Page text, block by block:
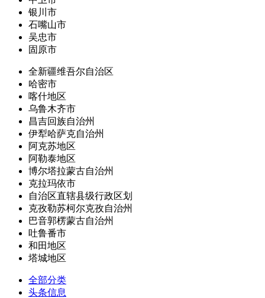
银川市
石嘴山市
吴忠市
固原市
全新疆维吾尔自治区
哈密市
喀什地区
乌鲁木齐市
昌吉回族自治州
伊犁哈萨克自治州
阿克苏地区
阿勒泰地区
博尔塔拉蒙古自治州
克拉玛依市
自治区直辖县级行政区划
克孜勒苏柯尔克孜自治州
巴音郭楞蒙古自治州
吐鲁番市
和田地区
塔城地区
全部分类
头条信息